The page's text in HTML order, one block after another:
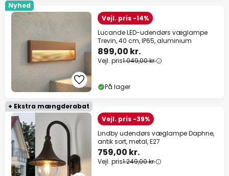
Nyhed
Vejl. pris -14%
Lucande LED-udendørs væglampe
Trevin, 40 cm, IP65, aluminium
899,00 kr.
Vejl. pris1.049,00 kr.
På lager
+ Ekstra mængderabat
Vejl. pris -39%
Lindby udendørs væglampe Daphne,
antik sort, metal, E27
759,00 kr.
Vejl. pris1.249,00 kr.